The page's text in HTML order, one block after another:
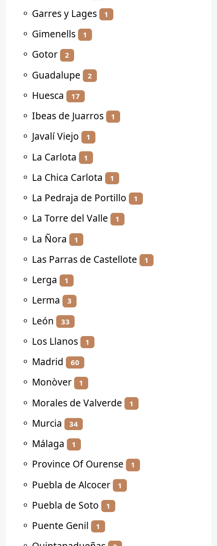
⚬ Garres y Lages 1
⚬ Gimenells 1
⚬ Gotor 2
⚬ Guadalupe 2
⚬ Huesca 17
⚬ Ibeas de Juarros 1
⚬ Javalí Viejo 1
⚬ La Carlota 1
⚬ La Chica Carlota 1
⚬ La Pedraja de Portillo 1
⚬ La Torre del Valle 1
⚬ La Ñora 1
⚬ Las Parras de Castellote 1
⚬ Lerga 1
⚬ Lerma 3
⚬ León 33
⚬ Los Llanos 1
⚬ Madrid 60
⚬ Monòver 1
⚬ Morales de Valverde 1
⚬ Murcia 34
⚬ Málaga 1
⚬ Province Of Ourense 1
⚬ Puebla de Alcocer 1
⚬ Puebla de Soto 1
⚬ Puente Genil 1